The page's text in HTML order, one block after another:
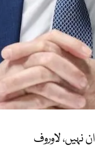
لاوروف